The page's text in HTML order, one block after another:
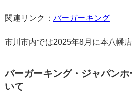
関連リンク： バーガーキング
市川市内では2025年8月に本八幡
バーガーキング・ジャパン
いて